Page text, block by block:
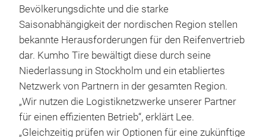
Bevölkerungsdichte und die starke
Saisonabhängigkeit der nordischen Region stellen
bekannte Herausforderungen für den Reifenvertrieb
dar. Kumho Tire bewältigt diese durch seine
Niederlassung in Stockholm und ein etabliertes
Netzwerk von Partnern in der gesamten Region.
„Wir nutzen die Logistiknetzwerke unserer Partner
für einen effizienten Betrieb“, erklärt Lee.
„Gleichzeitig prüfen wir Optionen für eine zukünftige